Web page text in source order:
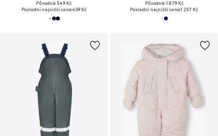
Původně: 549 Kč
Poslední nejnižší cena:459 Kč
Původně: 1 879 Kč
Poslední nejnižší cena:1 257 Kč